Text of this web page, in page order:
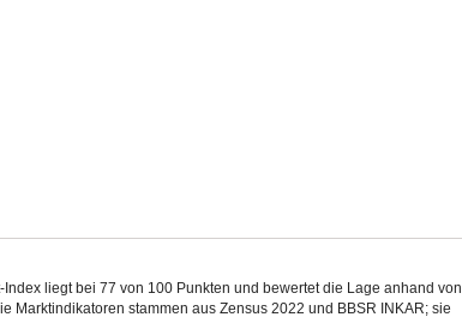
liegt bei 77 von 100 Punkten und bewertet die Lage anhand von
Marktindikatoren stammen aus Zensus 2022 und BBSR INKAR; sie